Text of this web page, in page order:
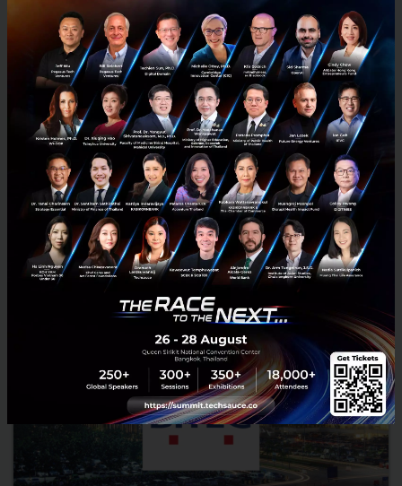
ไบเทคแจ้งปิดศูนย์ฯ ชั่วคราวตามมาตรการป้องกัน COVID-19
ศูนย์นิทรรศการและการประชุมไบเทค (BITEC) แจ้งประกาศปิดให้บริการ
ศูนย์ฯ เป็นการชั่วคราว ตั้งแต่วันที่ 8 มีนาคม 2563 ถึง วันที่ 30 เมษายน
2563 หรือจนกว่าจะมีการแจ้งเปลี่ยนแปลงเพิ่มเติม...
มีนาคม 31, 2020| ByTechsauce Team
PR News bitec policy covid-19